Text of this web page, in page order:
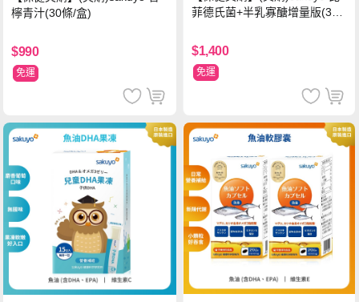
檸青汁(30條/盒)
$990
免運
菲德氏菌+半乳寡醣增量版(30
$1,400
免運